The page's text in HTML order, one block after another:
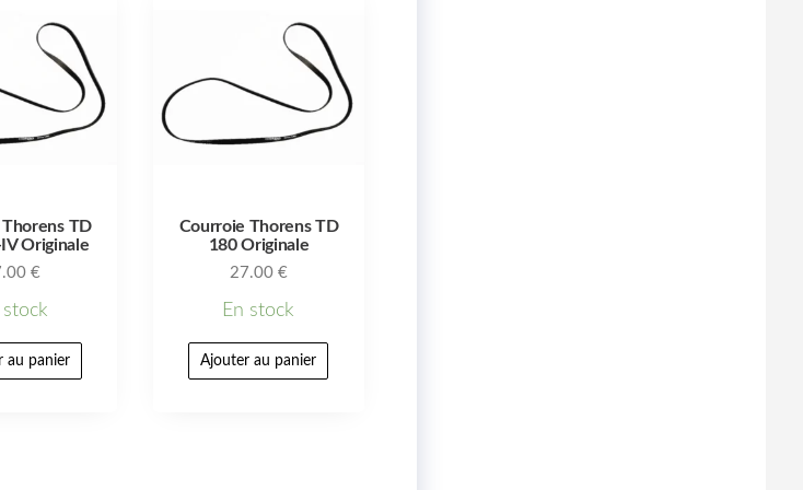
TD
Originale
€
stock
au panier
Courroie Thorens TD
180 Originale
27.00 €
En stock
Ajouter au panier